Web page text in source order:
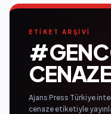
ETİKET ARŞİVİ
CENAZE
Ajans Press Türkiye
cenaze etiketiyle